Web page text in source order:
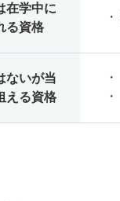
在学中に
る資格
ないが当
える資格